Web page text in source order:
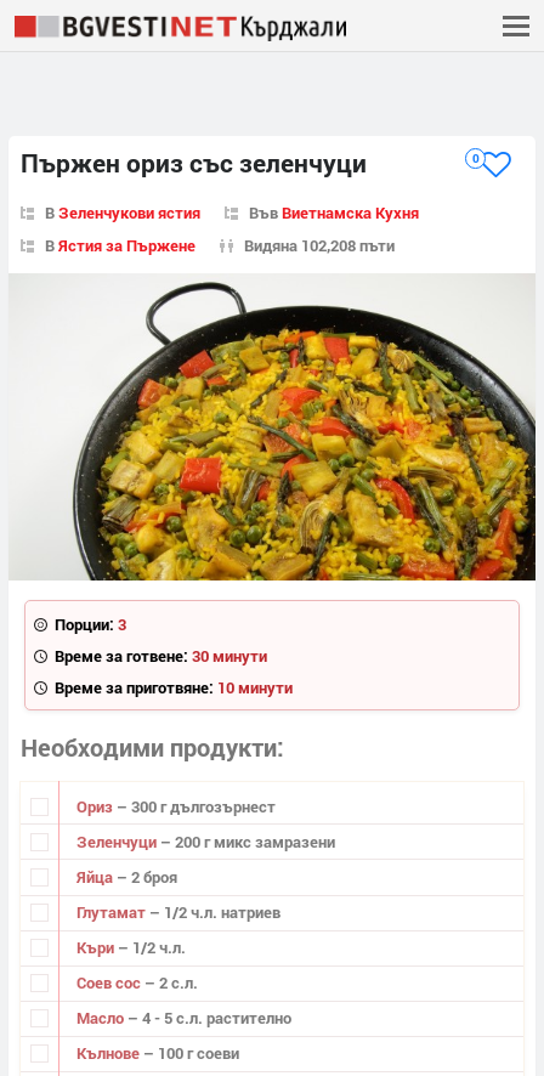
Пържен ориз със зеленчуци 0
ВЗеленчукови ястия ВъвВиетнамска Кухня
ВЯстия за Пържене Видяна 102,208 пъти
Порции: 3
Време за готвене: 30 минути
Време за приготвяне: 10 минути
Необходими продукти
Ориз – 300 г дългозърнест
Зеленчуци – 200 г микс замразени
Яйца – 2 броя
Глутамат – 1/2 ч.л. натриев
Къри – 1/2 ч.л.
Соев сос – 2 с.л.
Масло – 4 - 5 с.л. растително
Кълнове – 100 г соеви